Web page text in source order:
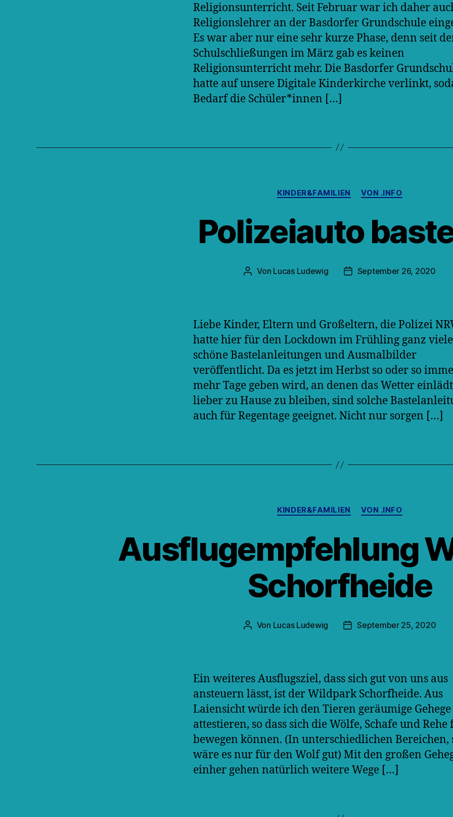
Religionsunterricht. Seit Februar war ich daher
Religionslehrer an der Basdorfer Grundschule
Es war aber nur eine sehr kurze Phase, denn seit
Schulschließungen im März gab es keinen
Religionsunterricht mehr. Die Basdorfer
hatte auf unsere Digitale Kinderkirche verlinkt,
Bedarf die Schüler*innen […]
Kategorien
KINDER&FAMILIEN VON .INFO
Polizeiauto
Beitragsautor
Von Lucas Ludewig Veröffentlichungsdatum
September 26, 2020
Liebe Kinder, Eltern und Großeltern, die Polizei
hatte hier für den Lockdown im Frühling ganz viele
schöne Bastelanleitungen und Ausmalbilder
veröffentlicht. Da es jetzt im Herbst so oder so
mehr Tage geben wird, an denen das Wetter
lieber zu Hause zu bleiben, sind solche
auch für Regentage geeignet. Nicht nur sorgen […]
Kategorien
KINDER&FAMILIEN VON .INFO
Ausflugempfehlung
Schorfheide
Beitragsautor
Von Lucas Ludewig Veröffentlichungsdatum
September 25, 2020
Ein weiteres Ausflugsziel, dass sich gut von uns aus
ansteuern lässt, ist der Wildpark Schorfheide. Aus
Laiensicht würde ich den Tieren geräumige Gehege
attestieren, so dass sich die Wölfe, Schafe und Rehe
bewegen können. (In unterschiedlichen Bereichen,
wäre es nur für den Wolf gut) Mit den großen
einher gehen natürlich weitere Wege […]